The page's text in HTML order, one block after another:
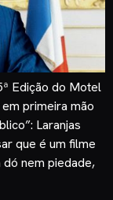
Edição do Motel
primeira mão
Laranjas
que é um filme
dó nem piedade,